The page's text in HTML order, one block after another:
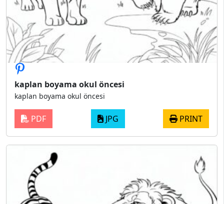
kaplan boyama okul öncesi
kaplan boyama okul öncesi
PDF JPG PRINT